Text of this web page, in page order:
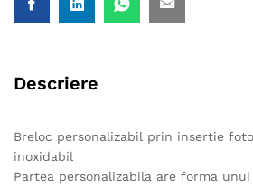
Descriere
Breloc personalizabil prin insertie
inoxidabil
Partea personalizabila are forma